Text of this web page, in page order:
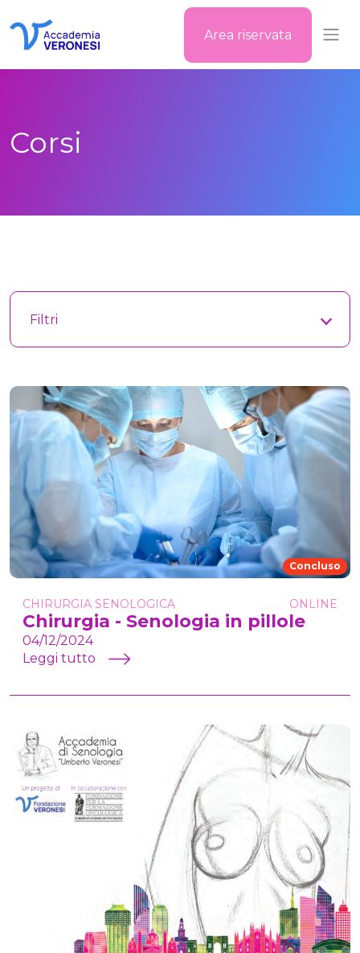
Area riservata
Corsi
Filtri
Concluso
CHIRURGIA SENOLOGICA ONLINE
Chirurgia - Senologia in pillole
04/12/2024
Leggi tutto